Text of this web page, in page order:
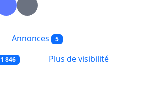
Annonces 5
1 846 Plus de visibilité